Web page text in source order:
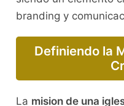
branding y
Definiendo la
La mision de una